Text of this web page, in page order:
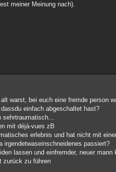
meiner Meinung nach).
warst, bei euch eine fremde person
einfach abgeschaltet hast?
sehrtraumatisch...
mit déjà-vues zB
erlebnis und hat nicht mit
passiert?
lassen und einfremder, neuer
zurück zu führen